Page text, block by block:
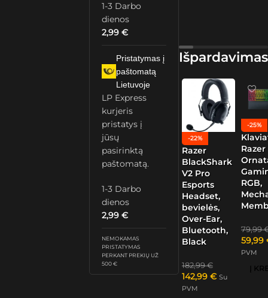
1-3 Darbo
dienos
2,99€
Pristatymas į
paštomatą
Lietuvoje
LP Express
kurjeris
pristatys į
jūsų
pasirinktą
paštomatą.
1-3 Darbo
dienos
2,99€
NEMOKAMAS
PRISTATYMAS
PERKANT PREKIŲ UŽ
500 €
Išpardavimas
-22%
Razer
BlackShark
V2 Pro
Esports
Headset,
bevielės,
Over-Ear,
Bluetooth,
Black
182,99€
142,99 € Su
PVM
-25%
Razer
RGB,
79,99
59,99
PVM